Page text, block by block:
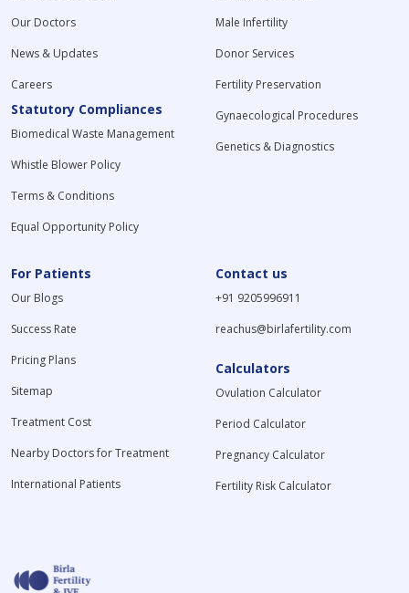
Our Doctors
News & Updates
Careers
Statutory Compliances
Biomedical Waste Management
Whistle Blower Policy
Terms & Conditions
Equal Opportunity Policy
Male Infertility
Donor Services
Fertility Preservation
Gynaecological Procedures
Genetics & Diagnostics
For Patients
Our Blogs
Success Rate
Pricing Plans
Sitemap
Treatment Cost
Nearby Doctors for Treatment
International Patients
Contact us
+91 9205996911
reachus@birlafertility.com
Calculators
Ovulation Calculator
Period Calculator
Pregnancy Calculator
Fertility Risk Calculator